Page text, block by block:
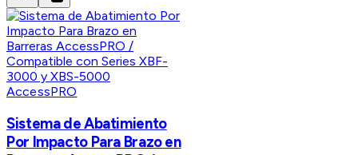
AccessPRO
Sistema de Abatimiento
Por Impacto Para Brazo en